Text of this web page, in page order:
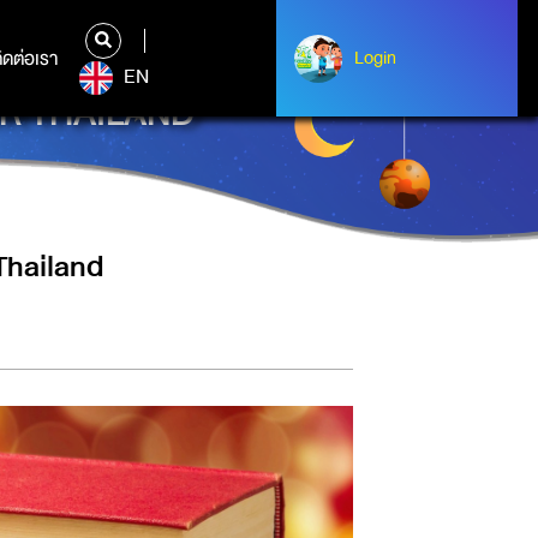
ติดต่อเรา
ต่อเรา
EN
Login
Login
THAILAND